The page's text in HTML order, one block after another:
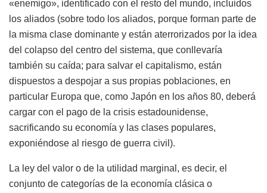
«enemigo», identificado con el resto del mundo, incluidos
los aliados (sobre todo los aliados, porque forman parte de
la misma clase dominante y están aterrorizados por la idea
del colapso del centro del sistema, que conllevaría
también su caída; para salvar el capitalismo, están
dispuestos a despojar a sus propias poblaciones, en
particular Europa que, como Japón en los años 80, deberá
cargar con el pago de la crisis estadounidense,
sacrificando su economía y las clases populares,
exponiéndose al riesgo de guerra civil).
La ley del valor o de la utilidad marginal, es decir, el
conjunto de categorías de la economía clásica o